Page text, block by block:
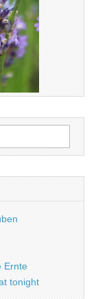
Ernte
tonight